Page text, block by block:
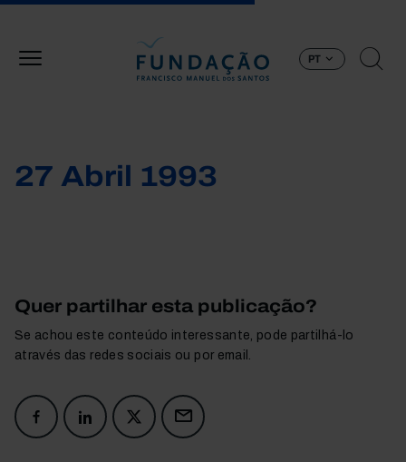
PT
27 Abril 1993
Quer partilhar esta publicação?
Se achou este conteúdo interessante, pode partilhá-lo
através das redes sociais ou por email.